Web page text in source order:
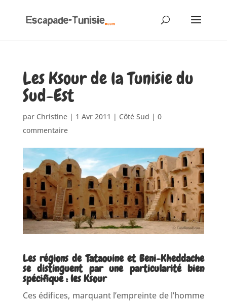
Les Ksour de la Tunisie du
Sud-Est
par Christine| 1 Avr 2011 | Côté Sud | 0
commentaire
Les régions de Tataouine et Beni-Kheddache
se distinguent par une particularité bien
spécifique : les Ksour
Ces édifices, marquant l’empreinte de l’homme